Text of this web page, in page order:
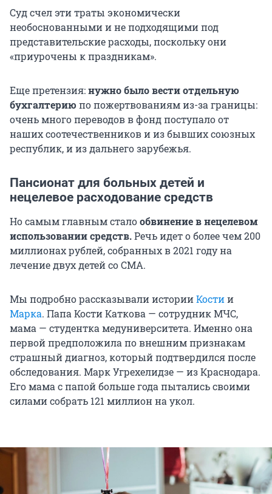
Суд счел эти траты экономически
необоснованными и не подходящими под
представительские расходы, поскольку они
«приурочены к праздникам».
Еще претензия:нужно было вести отдельную
бухгалтериюпо пожертвованиям из-за границы:
очень много переводов в фонд поступало от
наших соотечественников и из бывших союзных
республик, и из дальнего зарубежья.
Пансионат для больных детей и
нецелевое расходование средств
Но самым главным сталообвинение в нецелевом
использовании средств.Речь идет о более чем 200
миллионах рублей, собранных в 2021 году на
лечение двух детей со СМА.
Мы подробно рассказывали историиКостии
Марка. Папа Кости Каткова — сотрудник МЧС,
мама — студентка медуниверситета. Именно она
первой предположила по внешним признакам
страшный диагноз, который подтвердился после
обследования. Марк Угрехелидзе — из Краснодара.
Его мама с папой больше года пытались своими
силами собрать 121 миллион на укол.